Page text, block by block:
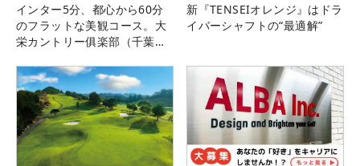
インター5分、都心から60分
のフラットな美観コース。大
栄カントリー俱楽部（千葉
新『TENSEIオレンジ』はドラ
イバーシャフトの“最適解”